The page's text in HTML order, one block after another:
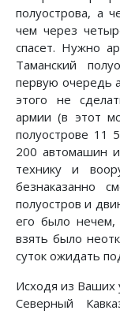
полуострова, а
чем через
спасет. Нужно
Таманский
первую очередь
этого не
армии (в этот
полуострове 11
200 автомашин
технику и
безнаказанно
полуостров и
его было нечем,
взять было
суток ожидать
Исходя из Ваших
Северный